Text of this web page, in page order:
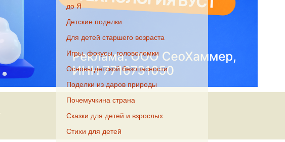
до Я
Детские поделки
Для детей старшего возраста
Игры, фокусы, головоломки
Основы детской безопасности
Поделки из даров природы
Почемучкина страна
Сказки для детей и взрослых
Стихи для детей